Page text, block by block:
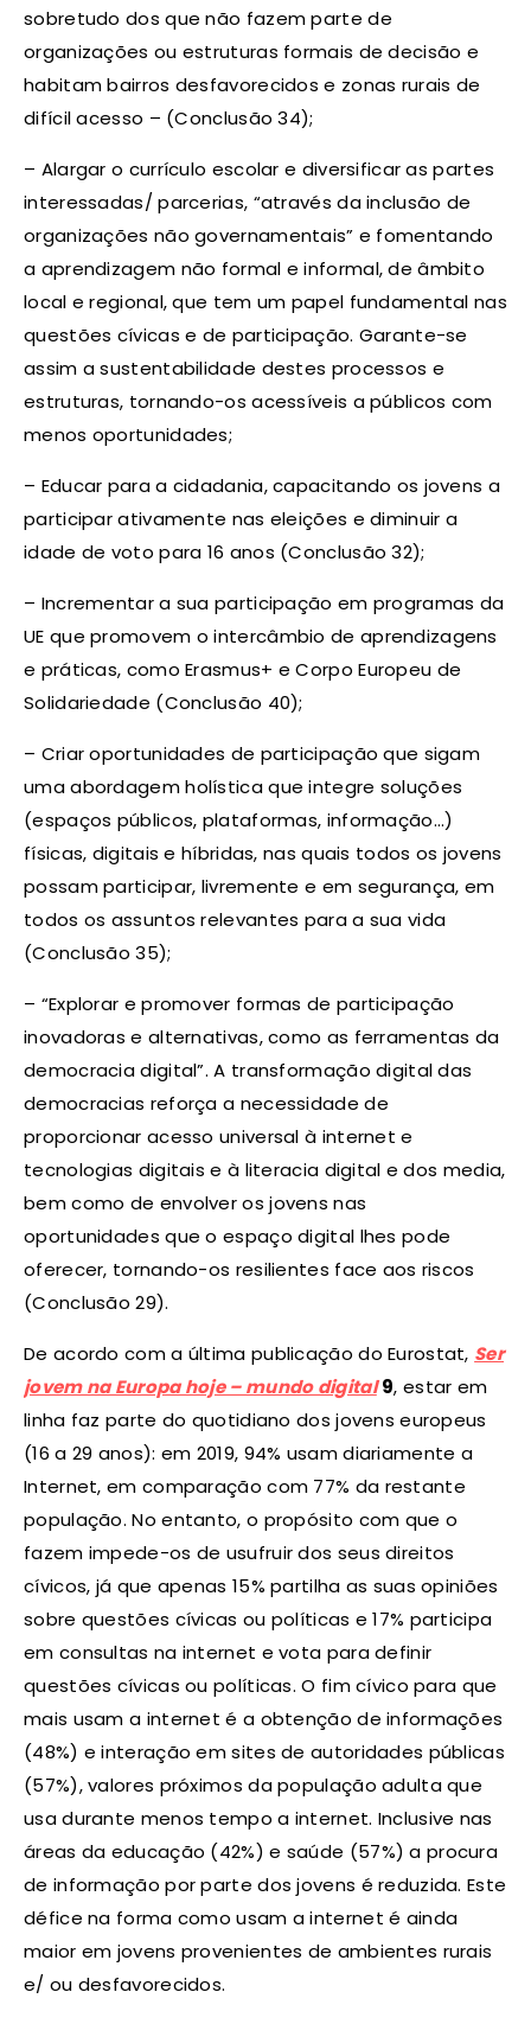
sobretudo dos que não fazem parte de
organizações ou estruturas formais de decisão e
habitam bairros desfavorecidos e zonas rurais de
difícil acesso – (Conclusão 34);
– Alargar o currículo escolar e diversificar as partes
interessadas/ parcerias, “através da inclusão de
organizações não governamentais” e fomentando
a aprendizagem não formal e informal, de âmbito
local e regional, que tem um papel fundamental nas
questões cívicas e de participação. Garante-se
assim a sustentabilidade destes processos e
estruturas, tornando-os acessíveis a públicos com
menos oportunidades;
– Educar para a cidadania, capacitando os jovens a
participar ativamente nas eleições e diminuir a
idade de voto para 16 anos (Conclusão 32);
– Incrementar a sua participação em programas da
UE que promovem o intercâmbio de aprendizagens
e práticas, como Erasmus+ e Corpo Europeu de
Solidariedade (Conclusão 40);
– Criar oportunidades de participação que sigam
uma abordagem holística que integre soluções
(espaços públicos, plataformas, informação…)
físicas, digitais e híbridas, nas quais todos os jovens
possam participar, livremente e em segurança, em
todos os assuntos relevantes para a sua vida
(Conclusão 35);
– “Explorar e promover formas de participação
inovadoras e alternativas, como as ferramentas da
democracia digital”. A transformação digital das
democracias reforça a necessidade de
proporcionar acesso universal à internet e
tecnologias digitais e à literacia digital e dos media,
bem como de envolver os jovens nas
oportunidades que o espaço digital lhes pode
oferecer, tornando-os resilientes face aos riscos
(Conclusão 29).
De acordo com a última publicação do Eurostat, Ser
jovem na Europa hoje – mundo digital 9, estar em
linha faz parte do quotidiano dos jovens europeus
(16 a 29 anos): em 2019, 94% usam diariamente a
Internet, em comparação com 77% da restante
população. No entanto, o propósito com que o
fazem impede-os de usufruir dos seus direitos
cívicos, já que apenas 15% partilha as suas opiniões
sobre questões cívicas ou políticas e 17% participa
em consultas na internet e vota para definir
questões cívicas ou políticas. O fim cívico para que
mais usam a internet é a obtenção de informações
(48%) e interação em sites de autoridades públicas
(57%), valores próximos da população adulta que
usa durante menos tempo a internet. Inclusive nas
áreas da educação (42%) e saúde (57%) a procura
de informação por parte dos jovens é reduzida. Este
défice na forma como usam a internet é ainda
maior em jovens provenientes de ambientes rurais
e/ ou desfavorecidos.